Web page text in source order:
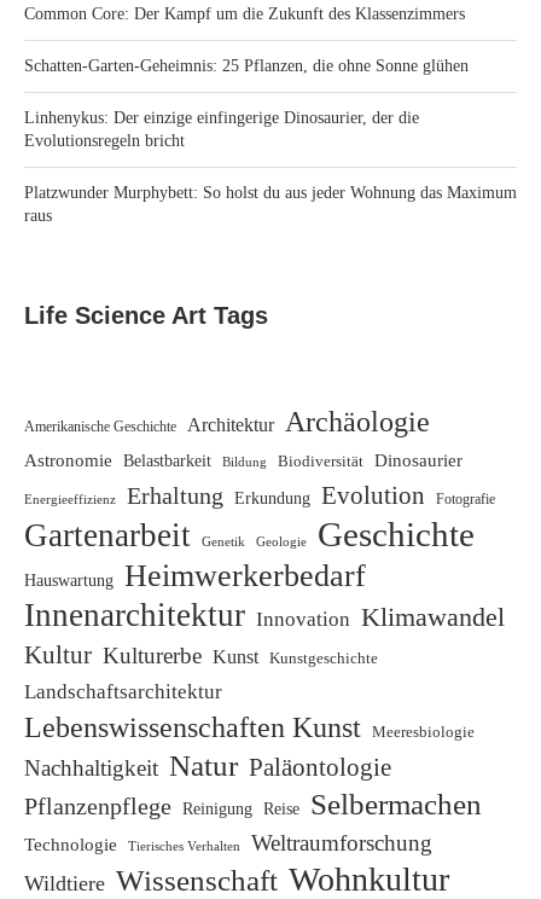
Common Core: Der Kampf um die Zukunft des Klassenzimmers
Schatten-Garten-Geheimnis: 25 Pflanzen, die ohne Sonne glühen
Linhenykus: Der einzige einfingerige Dinosaurier, der die
Evolutionsregeln bricht
Platzwunder Murphybett: So holst du aus jeder Wohnung das Maximum
raus
Life Science Art Tags
Amerikanische Geschichte Architektur Archäologie
Astronomie Belastbarkeit Bildung Biodiversität Dinosaurier
Energieeffizienz Erhaltung Erkundung Evolution Fotografie
Gartenarbeit Genetik Geologie Geschichte
Hauswartung Heimwerkerbedarf
Innenarchitektur Innovation Klimawandel
Kultur Kulturerbe Kunst Kunstgeschichte
Landschaftsarchitektur
Lebenswissenschaften Kunst Meeresbiologie
Nachhaltigkeit Natur Paläontologie
Pflanzenpflege Reinigung Reise Selbermachen
Technologie Tierisches Verhalten Weltraumforschung
Wildtiere Wissenschaft Wohnkultur